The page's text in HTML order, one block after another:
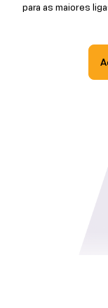
para as maiores